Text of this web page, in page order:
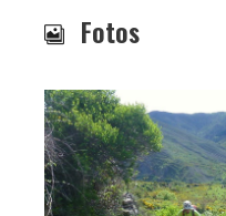
Fotos